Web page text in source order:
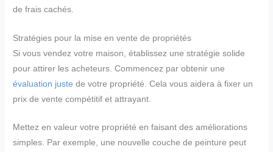
de frais cachés.
Stratégies pour la mise en vente de propriétés
Si vous vendez votre maison, établissez une stratégie solide
pour attirer les acheteurs. Commencez par obtenir une
évaluation juste de votre propriété. Cela vous aidera à fixer un
prix de vente compétitif et attrayant.
Mettez en valeur votre propriété en faisant des améliorations
simples. Par exemple, une nouvelle couche de peinture peut